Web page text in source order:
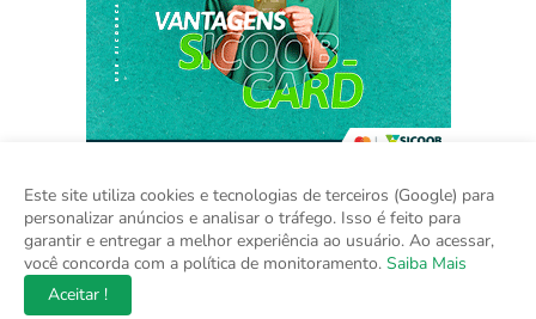
Home Sobre Contato Mídia Kit
Este site utiliza cookies e tecnologias de terceiros (Google) para
personalizar anúncios e analisar o tráfego. Isso é feito para
garantir e entregar a melhor experiência ao usuário. Ao acessar,
você concorda com a política de monitoramento. Saiba Mais
Aceitar !